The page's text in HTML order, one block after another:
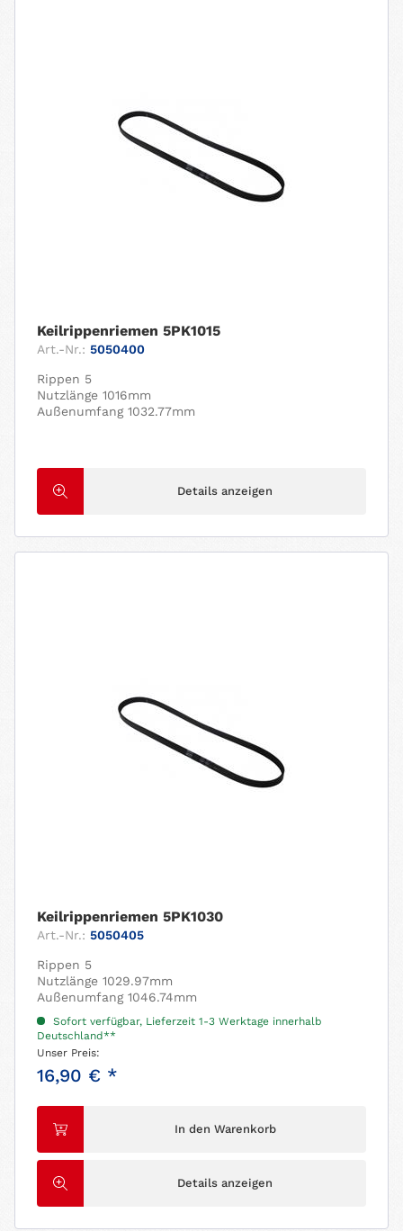
Keilrippenriemen 5PK1015
Art.-Nr.: 5050400
Rippen 5
Nutzlänge 1016mm
Außenumfang 1032.77mm
Details anzeigen
Keilrippenriemen 5PK1030
Art.-Nr.: 5050405
Rippen 5
Nutzlänge 1029.97mm
Außenumfang 1046.74mm
Sofort verfügbar, Lieferzeit 1-3 Werktage innerhalb
Deutschland**
Unser Preis:
16,90 € *
In den Warenkorb
Details anzeigen